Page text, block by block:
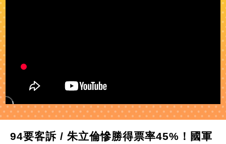
94要客訴 / 朱立倫慘勝得票率45%！國軍